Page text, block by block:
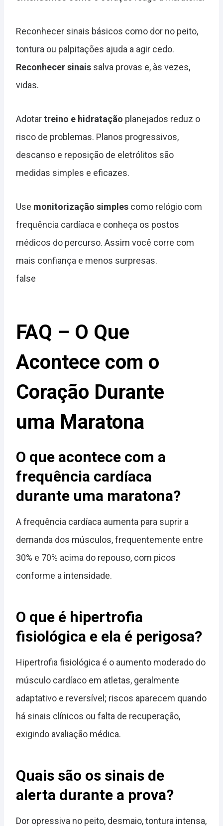
Reconhecer sinais básicos como dor no peito,
tontura ou palpitações ajuda a agir cedo.
Reconhecer sinais salva provas e, às vezes,
vidas.
Adotartreino e hidratação planejados reduz o
risco de problemas. Planos progressivos,
descanso e reposição de eletrólitos são
medidas simples e eficazes.
Use monitorização simples como relógio com
frequência cardíaca e conheça os postos
médicos do percurso. Assim você corre com
mais confiança e menos surpresas.
false
FAQ – O Que
Acontece com o
Coração Durante
uma Maratona
O que acontece com a
frequência cardíaca
durante uma maratona?
A frequência cardíaca aumenta para suprir a
demanda dos músculos, frequentemente entre
30% e 70% acima do repouso, com picos
conforme a intensidade.
O que é hipertrofia
fisiológica e ela é perigosa?
Hipertrofia fisiológica é o aumento moderado do
músculo cardíaco em atletas, geralmente
adaptativo e reversível; riscos aparecem quando
há sinais clínicos ou falta de recuperação,
exigindo avaliação médica.
Quais são os sinais de
alerta durante a prova?
Dor opressiva no peito, desmaio, tontura intensa,